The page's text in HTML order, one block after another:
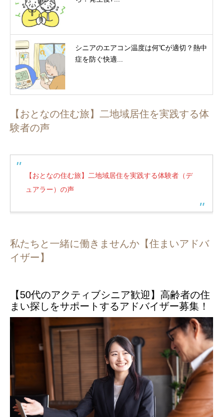
シニアのエアコン温度は何℃が適切？熱中
症を防ぐ快適...
【おとなの住む旅】二地域居住を実践する体
験者の声
【おとなの住む旅】二地域居住を実践する体験者（デ
ュアラー）の声
私たちと一緒に働きませんか【住まいアドバ
イザー】
【50代のアクティブシニア歓迎】高齢者の住
まい探しをサポートするアドバイザー募集！